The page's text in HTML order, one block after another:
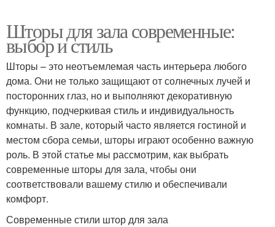
Шторы для зала современные:
выбор и стиль
Шторы – это неотъемлемая часть интерьера любого
дома. Они не только защищают от солнечных лучей и
посторонних глаз, но и выполняют декоративную
функцию, подчеркивая стиль и индивидуальность
комнаты. В зале, который часто является гостиной и
местом сбора семьи, шторы играют особенно важную
роль. В этой статье мы рассмотрим, как выбрать
современные шторы для зала, чтобы они
соответствовали вашему стилю и обеспечивали
комфорт.
Современные стили штор для зала